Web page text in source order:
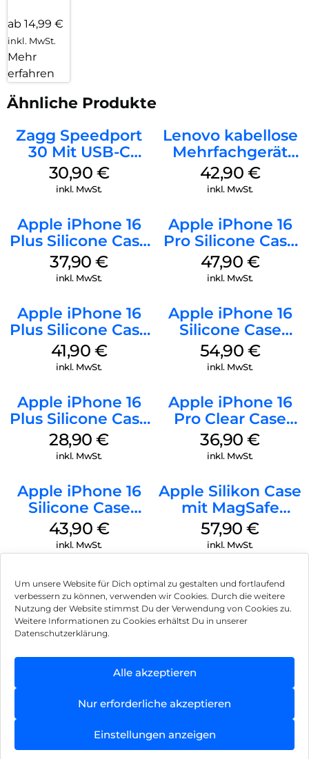
Um unsere Website für Dich optimal zu gestalten und fortlaufend
verbessern zu können, verwenden wir Cookies. Durch die weitere
Nutzung der Website stimmst Du der Verwendung von Cookies zu.
Weitere Informationen zu Cookies erhältst Du in unserer
Datenschutzerklärung.
Alle akzeptieren
Nur erforderliche akzeptieren
Einstellungen anzeigen
ab 14,99 €
inkl. MwSt.
Mehr
erfahren
Ähnliche Produkte
Zagg Speedport
30 Mit USB-C
Kabel Weiß
30,90 €
inkl. MwSt.
Lenovo kabellose
Mehrfachgerät
Luna Grey
42,90 €
inkl. MwSt.
Apple iPhone 16
Plus Silicone Case
MagSafe Lake
Green
37,90€
inkl. MwSt.
Apple iPhone 16
Pro Silicone Case
MagSafe Denim
47,90 €
inkl. MwSt.
Apple iPhone 16
Plus Silicone Case
MagSafe Stone
Gray
41,90 €
inkl. MwSt.
Apple iPhone 16
Silicone Case
MagSafe Lake
Green
54,90 €
inkl. MwSt.
Apple iPhone 16
Plus Silicone Case
MagSafe Black
28,90€
inkl. MwSt.
Apple iPhone 16
Pro Clear Case
MagSafe
Transparent
36,90€
inkl. MwSt.
Apple iPhone 16
Silicone Case
MagSafe Plum
43,90 €
inkl. MwSt.
Apple Silikon Case
mit MagSafe
iPhone 14 Pro
(PRODUCT)RED
57,90€
inkl. MwSt.
Impressum
Hinweis zur Batterieentsorgung
Newsletter